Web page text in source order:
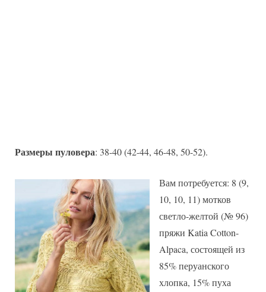
Размеры пуловера: 38-40 (42-44, 46-48, 50-52).
Вам потребуется: 8 (9,
10, 10, 11) мотков
светло-желтой (№ 96)
пряжи Katia Cotton-
Alpaca, состоящей из
85% перуанского
хлопка, 15% пуха